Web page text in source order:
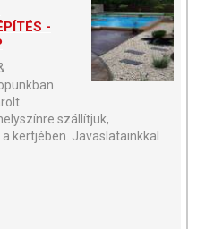
-
szállítjuk,
kertjében. Javaslatainkkal